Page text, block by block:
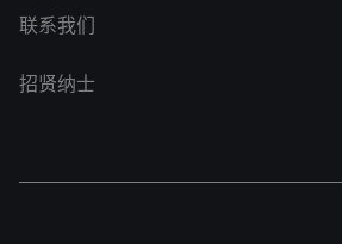
联系我们
招贤纳士